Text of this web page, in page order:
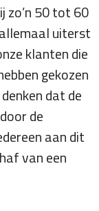
zo’n 50 tot 60
uiterst
klanten die
gekozen
dat de
de
aan dit
van een